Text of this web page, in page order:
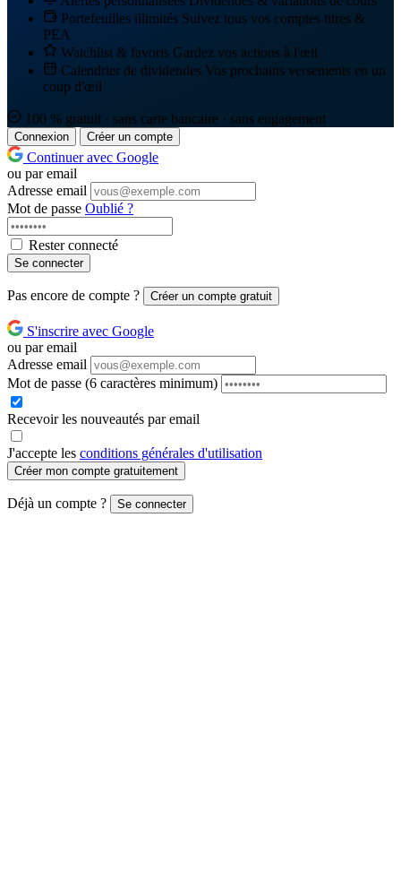
Portefeuilles illimités Suivez tous vos comptes titres &
PEA
Watchlist & favoris Gardez vos actions à l'œil
Calendrier de dividendes Vos prochains versements en un
coup d'œil
100 % gratuit · sans carte bancaire · sans engagement
Connexion Créer un compte
Continuer avec Google
ou par email
Adresse email
Mot de passe Oublié ?
Rester connecté
Se connecter
Pas encore de compte ? Créer un compte gratuit
S'inscrire avec Google
ou par email
Adresse email
Mot de passe (6 caractères minimum)
Recevoir les nouveautés par email
J'accepte les conditions générales d'utilisation
Créer mon compte gratuitement
Déjà un compte ? Se connecter